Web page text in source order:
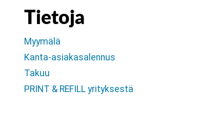
Tietoja
Myymälä
Kanta-asiakasalennus
Takuu
PRINT & REFILL yrityksestä